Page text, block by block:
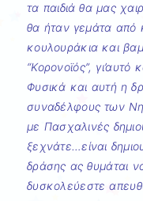
τα παιδιά θα μας
θα ήταν γεμάτα από
κουλουράκια και
“Κορονοϊός”,
Φυσικά και αυτή η
συναδέλφους των
με Πασχαλινές
ξεχνάτε…είναι
δράσης ας θυμάται
δυσκολεύεστε